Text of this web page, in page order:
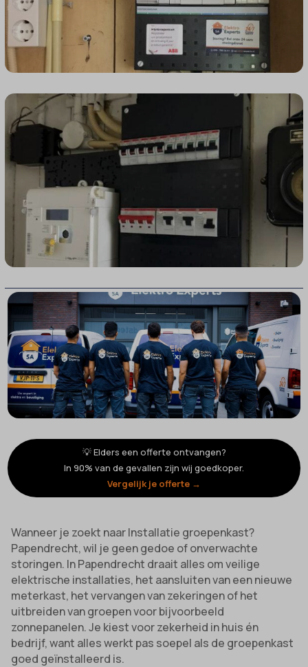
💡 Elders een offerte ontvangen?
In 90% van de gevallen zijn wij goedkoper.
Vergelijk je offerte →
Wanneer je zoekt naar Installatie groepenkast?
Papendrecht, wil je geen gedoe of onverwachte
storingen. In Papendrecht draait alles om veilige
elektrische installaties, het aansluiten van een nieuwe
meterkast, het vervangen van zekeringen of het
uitbreiden van groepen voor bijvoorbeeld
zonnepanelen. Je kiest voor zekerheid in huis én
bedrijf, want alles werkt pas soepel als de groepenkast
goed geïnstalleerd is.